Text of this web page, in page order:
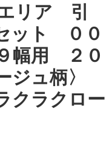
リア 引
ット ００
幅用 ２０
ジュ柄〉
ラクロー